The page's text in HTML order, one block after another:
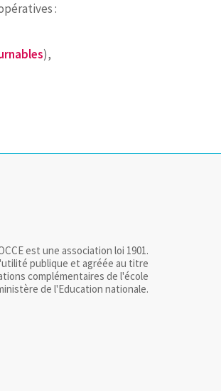
:
),
est une association loi 1901.
publique et agréée au titre
complémentaires de l'école
de l'Education nationale.